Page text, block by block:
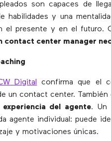
son capaces de
habilidades y una
el presente y en el futuro.
contact center manager
Digital confirma que el
un contact center. También
del agente. Un
agente individual: puede
y motivaciones únicas.